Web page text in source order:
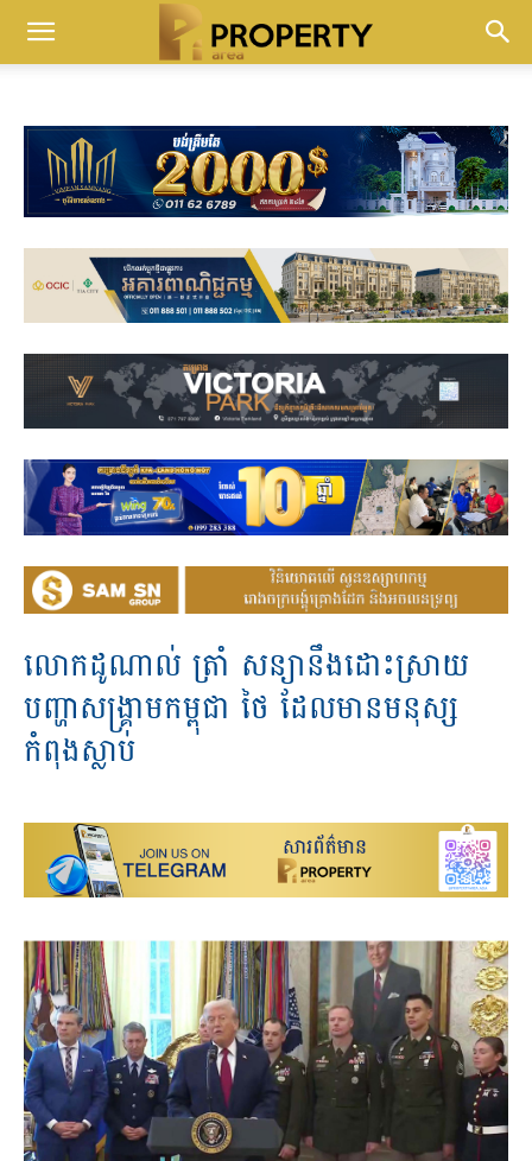
លោកដូណាល់ ត្រាំ សន្យានឹងដោះស្រាយ
បញ្ហាសង្រ្គាមកម្ពុជា ថៃ ដែលមានមនុស្ស
កំពុងស្លាប់